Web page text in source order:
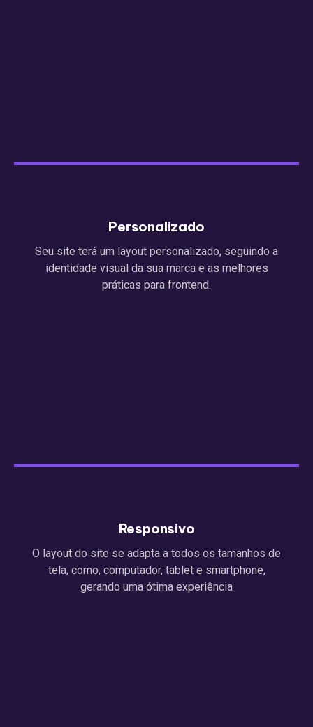
Personalizado
Seu site terá um layout personalizado, seguindo a
identidade visual da sua marca e as melhores
práticas para frontend.
Responsivo
O layout do site se adapta a todos os tamanhos de
tela, como, computador, tablet e smartphone,
gerando uma ótima experiência